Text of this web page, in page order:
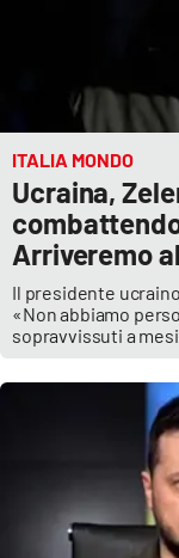
ITALIA MONDO
Ucraina,
Arriveremo
Il presidente
«Non abbiamo
sopravvissuti a